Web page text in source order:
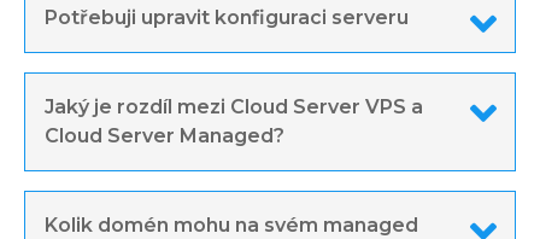
Potřebuji upravit konfiguraci serveru
Jaký je rozdíl mezi Cloud Server VPS a
Cloud Server Managed?
Kolik domén mohu na svém managed